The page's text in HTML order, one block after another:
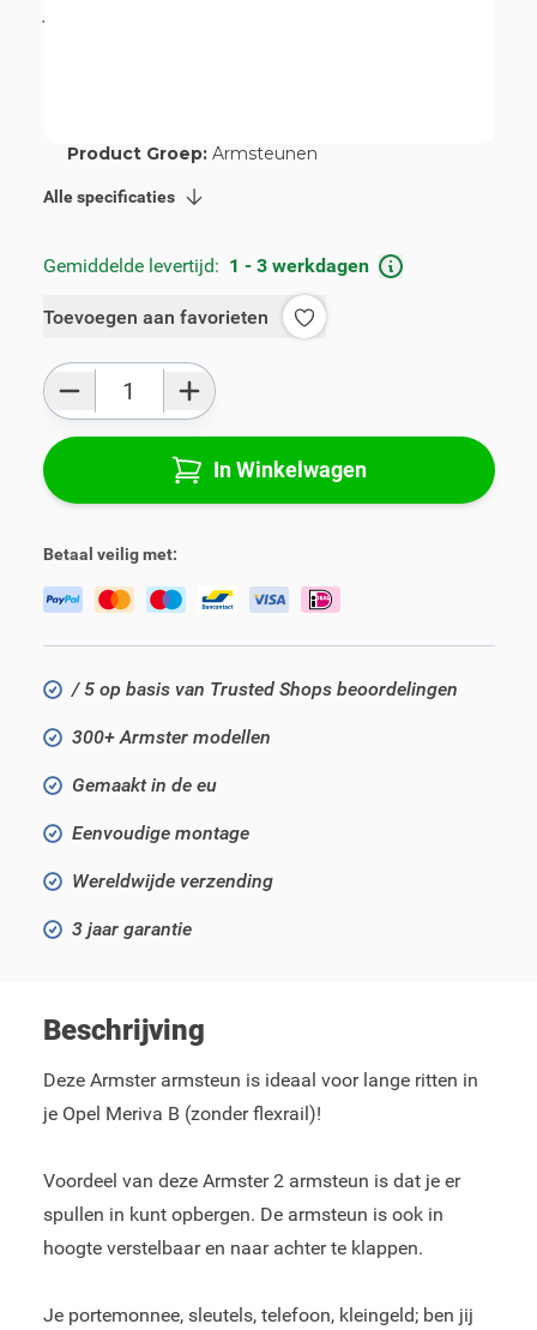
€ 109,00
Product Groep: Armsteunen
Alle specificaties
Gemiddelde levertijd: 1 - 3 werkdagen
Toevoegen aan favorieten
Aantal
In Winkelwagen
Betaal veilig met:
/ 5 op basis van Trusted Shops beoordelingen
300+ Armster modellen
Gemaakt in de eu
Eenvoudige montage
Wereldwijde verzending
3 jaar garantie
Beschrijving
Deze Armster armsteun is ideaal voor lange ritten in
je Opel Meriva B (zonder flexrail)!
Voordeel van deze Armster 2 armsteun is dat je er
spullen in kunt opbergen. De armsteun is ook in
hoogte verstelbaar en naar achter te klappen.
Je portemonnee, sleutels, telefoon, kleingeld; ben jij